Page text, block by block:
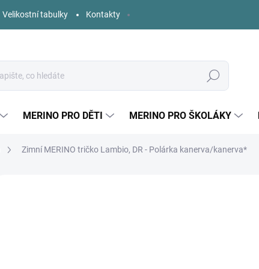
Velikostní tabulky Kontakty
Hledat
MERINO PRO DĚTI MERINO PRO ŠKOLÁKY
Zimní MERINO tričko Lambio, DR - Polárka kanerva/kanerva*